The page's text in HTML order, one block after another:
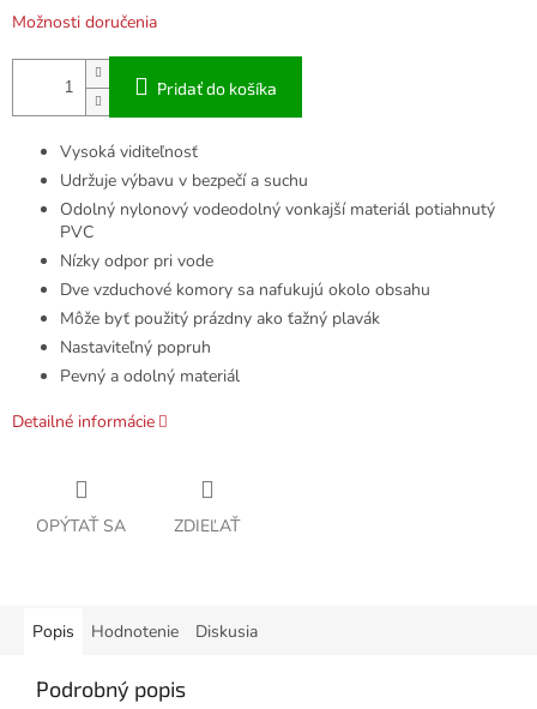
Možnosti doručenia
Pridať do košíka
Vysoká viditeľnosť
Udržuje výbavu v bezpečí a suchu
Odolný nylonový vodeodolný vonkajší materiál potiahnutý
PVC
Nízky odpor pri vode
Dve vzduchové komory sa nafukujú okolo obsahu
Môže byť použitý prázdny ako ťažný plavák
Nastaviteľný popruh
Pevný a odolný materiál
Detailné informácie
OPÝTAŤ SA ZDIEĽAŤ
Popis Hodnotenie Diskusia
Podrobný popis